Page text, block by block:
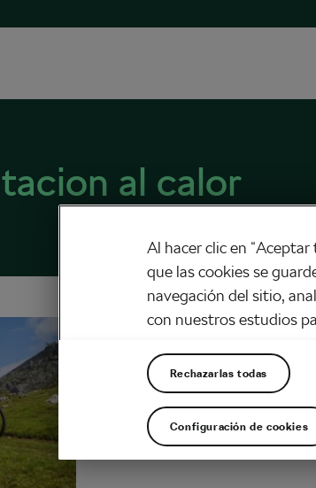
al calor
Aclimatación ciclista al
Carretera
calor con el tiempo, haciéndolo más eficiente
de calor. Echemos un vistazo a cuánto
Al hacer clic en
que las cookies se
navegación del sitio,
con nuestros estudios
Rechazarlas todas
Configuración de cookies